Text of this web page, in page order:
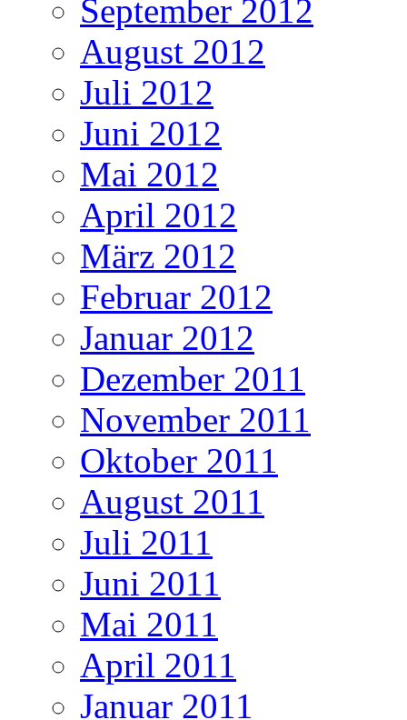
September 2012
August 2012
Juli 2012
Juni 2012
Mai 2012
April 2012
März 2012
Februar 2012
Januar 2012
Dezember 2011
November 2011
Oktober 2011
August 2011
Juli 2011
Juni 2011
Mai 2011
April 2011
Januar 2011